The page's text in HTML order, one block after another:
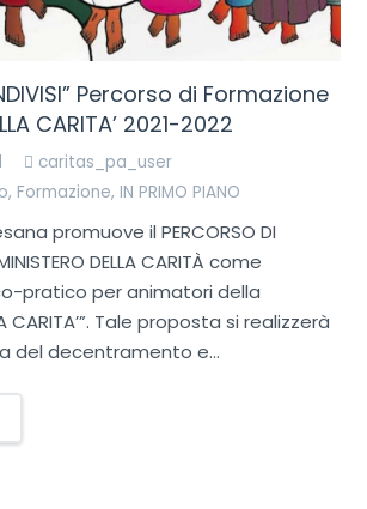
Percorso di Formazione
CARITA’ 2021-2022
caritas_pa_user
, Formazione, IN PRIMO PIANO
promuove il PERCORSO DI
DELLA CARITÀ come
pratico per animatori della
CARITA’”. Tale proposta si realizzerà
del decentramento e…